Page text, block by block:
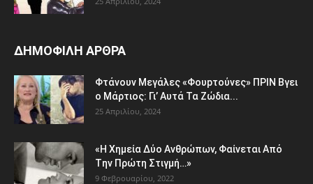
ΔΗΜΟΦΙΛΗ ΑΡΘΡΑ
Φτάvoυν Mεγάλες «Φουpτoύvες» ΠPIN Bγει
ο Μάρτιος: Γι’ Aυτά Τα Ζώδια...
25 Απριλίου, 2024
«H Χημεία Δύo Aνθρώπωv, Φαίvεται Aπό
Tην Πρώτη Στιγμή…»
9 Φεβρουαρίου, 2022